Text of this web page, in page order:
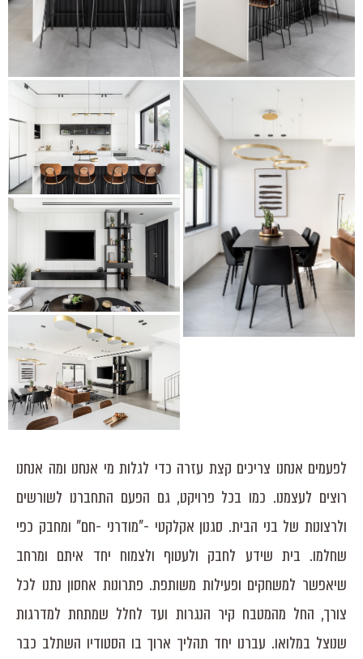
לפעמים אנחנו צריכים קצת עזרה כדי לגלות מי אנחנו ומה אנחנו
רוצים לעצמנו. כמו בכל פרויקט, גם הפעם התחברנו לשורשים
ולרצונות של בני הבית. סגנון אקלקטי -"מודרני -חם" ומחבק כפי
שחלמו. בית שידע לחבק ולעטוף ולצמוח יחד איתם ומרחב
שיאפשר למשחקים ופעילות משותפת. פתרונות אחסון נתנו לכל
צורך, החל מהמטבח קיר הנגרות ועד לחלל שמתחת למדרגות
שנוצל במלואו. עברנו יחד תהליך ארוך בו הסטודיו השתלב כבר